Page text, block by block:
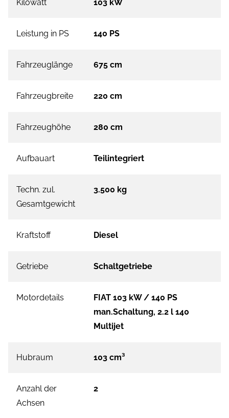
Kilowatt 103 kW
Leistung in PS 140 PS
Fahrzeuglänge 675 cm
Fahrzeugbreite 220 cm
Fahrzeughöhe 280 cm
Aufbauart Teilintegriert
Techn. zul.
Gesamtgewicht
3.500 kg
Kraftstoff Diesel
Getriebe Schaltgetriebe
Motordetails
FIAT 103 kW / 140 PS
man.Schaltung, 2.2 l 140
Multijet
Hubraum 103 cm³
Anzahl der
Achsen
2